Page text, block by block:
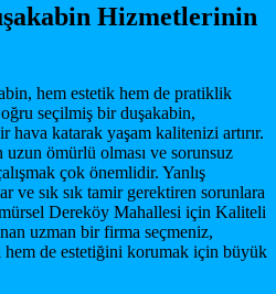
Hizmetlerinin
hem estetik hem de pratiklik
seçilmiş bir duşakabin,
hava katarak yaşam kalitenizi artırır.
ömürlü olması ve sorunsuz
çok önemlidir. Yanlış
ve sık sık tamir gerektiren sorunlara
Dereköy Mahallesi için Kaliteli
uzman bir firma seçmeniz,
de estetiğini korumak için büyük